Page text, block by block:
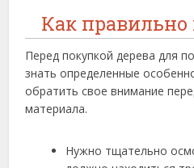
Как правильно
Перед покупкой дерева для
знать определенные
обратить свое внимание
материала.
Нужно тщательно